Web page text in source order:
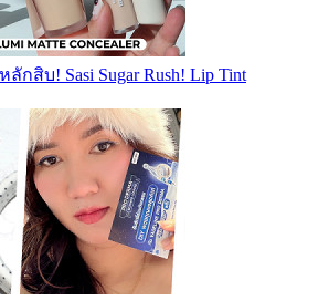
กสิบ! Sasi Sugar Rush! Lip Tint